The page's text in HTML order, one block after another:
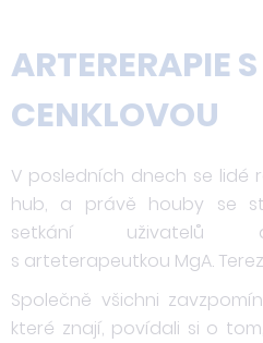
ARTERERAPIE
CENKLOVOU
V posledních dnech se lidé
hub, a právě houby se
setkání uživatelů
s arteterapeutkou MgA.
Společně všichni
které znají, povídali si o